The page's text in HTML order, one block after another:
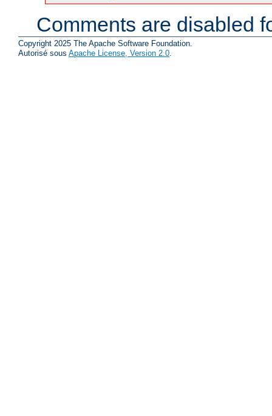
Comments are disabled
Copyright 2025 The Apache Software Foundation.
Autorisé sous Apache License, Version 2.0